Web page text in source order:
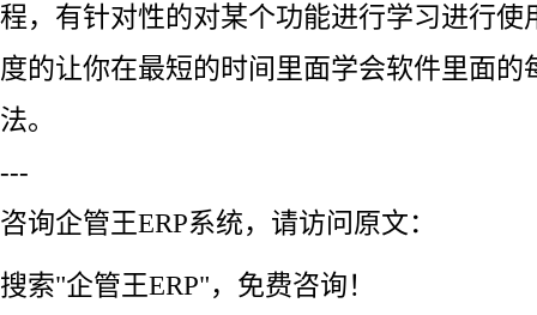
程，有针对性的对某个功能进行学习进行使
度的让你在最短的时间里面学会软件里面的
法。
---
咨询企管王ERP系统，请访问原文：
搜索"企管王ERP"，免费咨询！